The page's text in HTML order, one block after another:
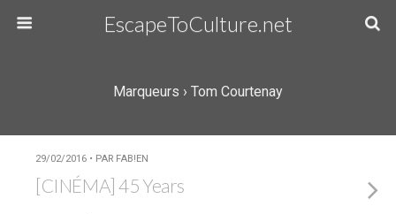
EscapeToCulture.net
Marqueurs › Tom Courtenay
29/02/2016 • PAR FAB!EN
[CINÉMA] 45 Years